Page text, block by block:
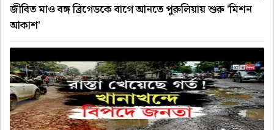
জীবিত মাও বঙ্গ ব্রিগেডকে বাগে আনতে পুরুলিয়ায় শুরু 'মিশন
আকাশ'